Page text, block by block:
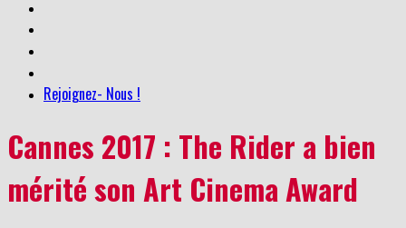
Rejoignez- Nous !
Cannes 2017 : The Rider a bien
mérité son Art Cinema Award